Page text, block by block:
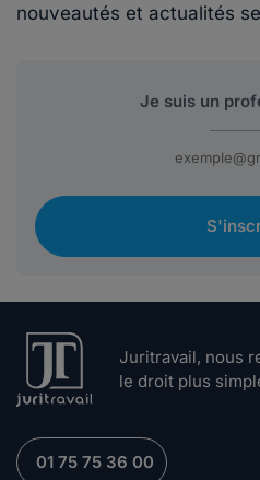
nouveautés et actualités
Juritravail, nous
le droit plus
01 75 75 36 00